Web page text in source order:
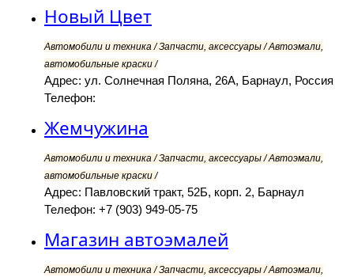
Новый Цвет
Автомобили и техника / Запчасти, аксессуары / Автоэмали,
автомобильные краски /
Адрес: ул. Солнечная Поляна, 26А, Барнаул, Россия
Телефон:
Жемчужина
Автомобили и техника / Запчасти, аксессуары / Автоэмали,
автомобильные краски /
Адрес: Павловский тракт, 52Б, корп. 2, Барнаул
Телефон: +7 (903) 949-05-75
Магазин автоэмалей
Автомобили и техника / Запчасти, аксессуары / Автоэмали,